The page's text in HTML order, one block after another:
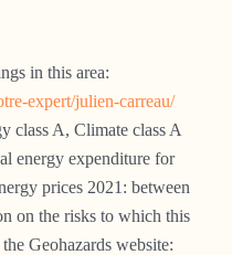
in this area:
expert/julien-carreau/
class A, Climate class A
energy expenditure for
prices 2021: between
on the risks to which this
Geohazards website: